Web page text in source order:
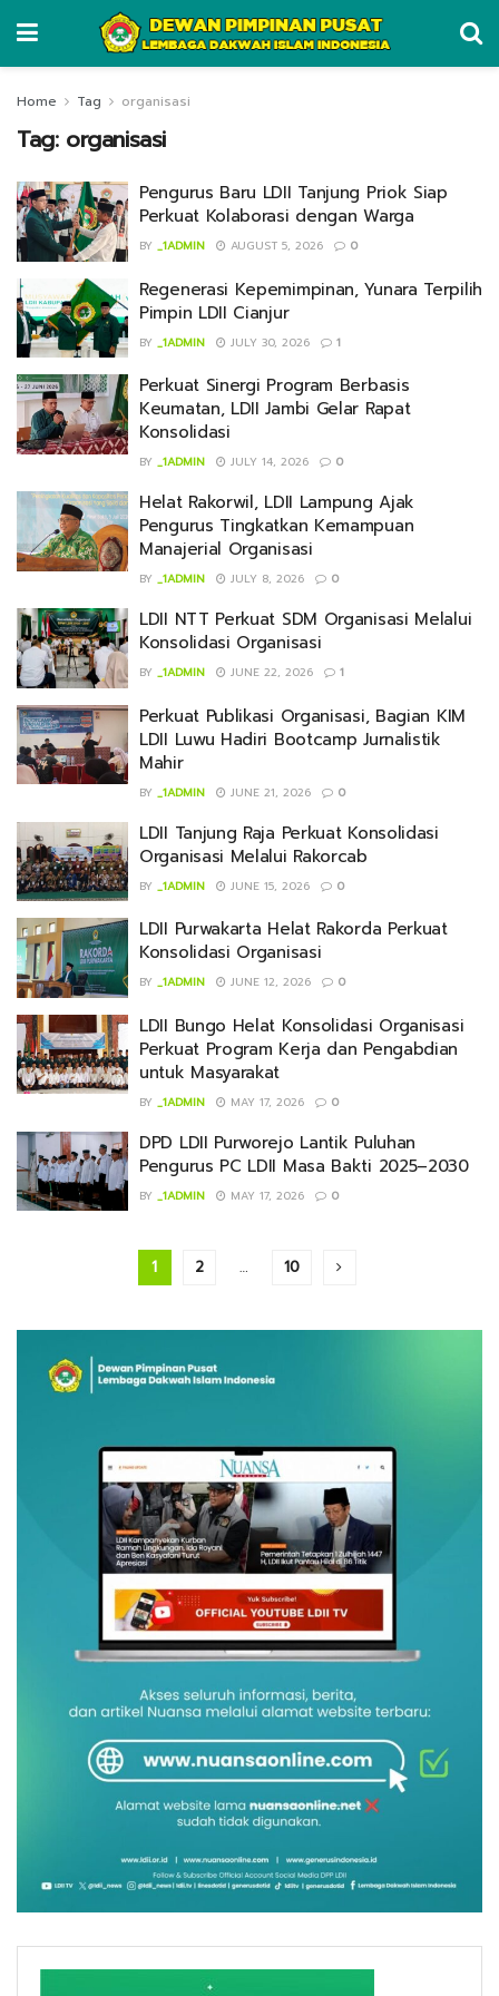
Home Tag organisasi
Tag: organisasi
Pengurus Baru LDII Tanjung Priok Siap
Perkuat Kolaborasi dengan Warga
BY _1ADMIN AUGUST 5, 2026 0
Regenerasi Kepemimpinan, Yunara Terpilih
Pimpin LDII Cianjur
BY _1ADMIN JULY 30, 2026 1
Perkuat Sinergi Program Berbasis
Keumatan, LDII Jambi Gelar Rapat
Konsolidasi
BY _1ADMIN JULY 14, 2026 0
Helat Rakorwil, LDII Lampung Ajak
Pengurus Tingkatkan Kemampuan
Manajerial Organisasi
BY _1ADMIN JULY 8, 2026 0
LDII NTT Perkuat SDM Organisasi Melalui
Konsolidasi Organisasi
BY _1ADMIN JUNE 22, 2026 1
Perkuat Publikasi Organisasi, Bagian KIM
LDII Luwu Hadiri Bootcamp Jurnalistik
Mahir
BY _1ADMIN JUNE 21, 2026 0
LDII Tanjung Raja Perkuat Konsolidasi
Organisasi Melalui Rakorcab
BY _1ADMIN JUNE 15, 2026 0
LDII Purwakarta Helat Rakorda Perkuat
Konsolidasi Organisasi
BY _1ADMIN JUNE 12, 2026 0
LDII Bungo Helat Konsolidasi Organisasi
Perkuat Program Kerja dan Pengabdian
untuk Masyarakat
BY _1ADMIN MAY 17, 2026 0
DPD LDII Purworejo Lantik Puluhan
Pengurus PC LDII Masa Bakti 2025–2030
BY _1ADMIN MAY 17, 2026 0
1 2 … 10